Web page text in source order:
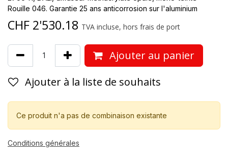
Rouille 046. Garantie 25 ans anticorrosion sur l'aluminium
CHF 2'530.18 TVA incluse, hors frais de port
Ajouter au panier
Ajouter à la liste de souhaits
Ce produit n'a pas de combinaison existante
Conditions générales